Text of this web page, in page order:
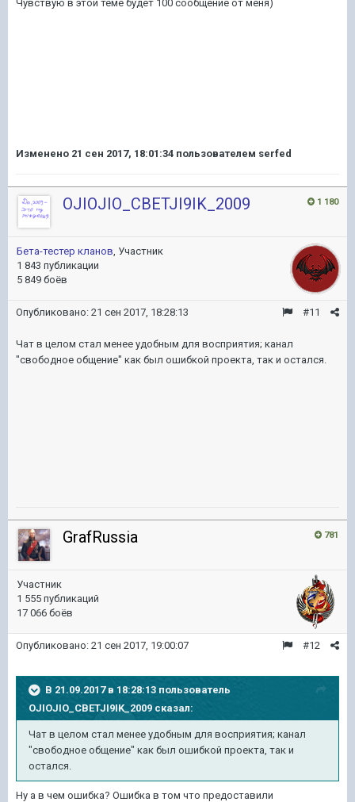
Чувствую в этой теме будет 100 сообщение от меня)
Изменено 21 сен 2017, 18:01:34 пользователем serfed
1 180
OJIOJIO_CBETJI9IK_2009
Бета-тестер кланов , Участник
1 843 публикации
5 849 боёв
#11
Опубликовано: 21 сен 2017, 18:28:13
Чат в целом стал менее удобным для восприятия; канал
"свободное общение" как был ошибкой проекта, так и остался.
781
GrafRussia
Участник
1 555 публикаций
17 066 боёв
#12
Опубликовано: 21 сен 2017, 19:00:07
В 21.09.2017 в 18:28:13 пользователь
OJIOJIO_CBETJI9IK_2009 сказал:
Чат в целом стал менее удобным для восприятия; канал
"свободное общение" как был ошибкой проекта, так и
остался.
Ну а в чем ошибка? Ошибка в том что предоставили